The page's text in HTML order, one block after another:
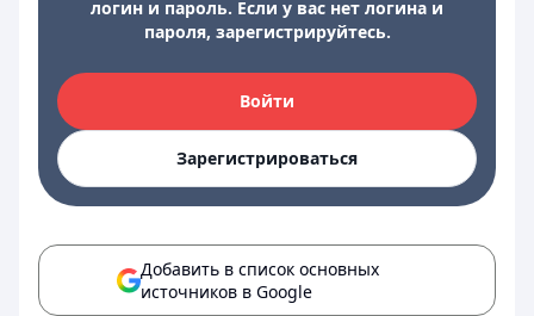
логин и пароль. Если у вас нет логина и
пароля, зарегистрируйтесь.
Войти
Зарегистрироваться
Добавить в список основных
источников в Google